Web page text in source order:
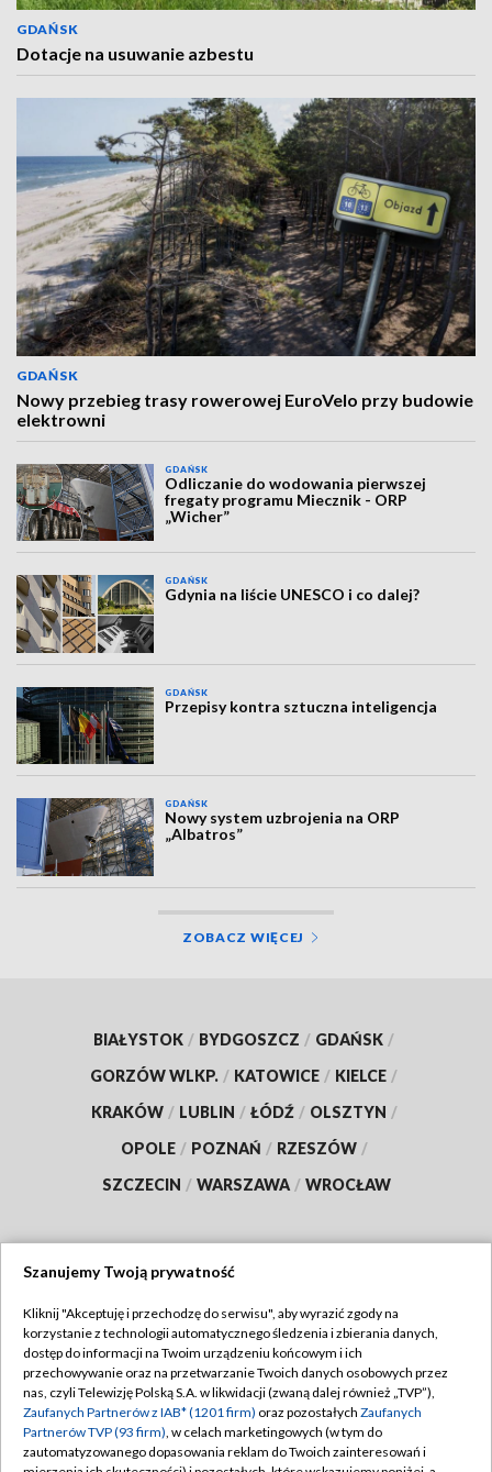
GDAŃSK
Dotacje na usuwanie azbestu
GDAŃSK
Nowy przebieg trasy rowerowej EuroVelo przy budowie
elektrowni
GDAŃSK
Odliczanie do wodowania pierwszej
fregaty programu Miecznik - ORP
„Wicher”
GDAŃSK
Gdynia na liście UNESCO i co dalej?
GDAŃSK
Przepisy kontra sztuczna inteligencja
GDAŃSK
Nowy system uzbrojenia na ORP
„Albatros”
ZOBACZ WIĘCEJ
BIAŁYSTOK / BYDGOSZCZ / GDAŃSK /
GORZÓW WLKP. / KATOWICE / KIELCE /
KRAKÓW / LUBLIN / ŁÓDŹ / OLSZTYN /
OPOLE / POZNAŃ / RZESZÓW /
SZCZECIN / WARSZAWA / WROCŁAW
TVP
Abonament TVP
Emisja w TVP
Centrum informacji TVP
Regulamin TVP
Polityka prywatności
Moje zgody
Szanujemy Twoją prywatność
Kliknij "Akceptuję i przechodzę do serwisu", aby wyrazić zgody na
korzystanie z technologii automatycznego śledzenia i zbierania danych,
dostęp do informacji na Twoim urządzeniu końcowym i ich
przechowywanie oraz na przetwarzanie Twoich danych osobowych przez
nas, czyli Telewizję Polską S.A. w likwidacji (zwaną dalej również „TVP”),
Zaufanych Partnerów z IAB* (1201 firm) oraz pozostałych Zaufanych
Partnerów TVP (93 firm), w celach marketingowych (w tym do
zautomatyzowanego dopasowania reklam do Twoich zainteresowań i